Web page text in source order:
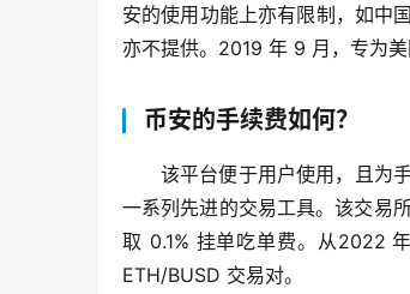
安的使用功能上亦有限制，如中
亦不提供。2019 年 9 月，专为
币安的手续费如何？
该平台便于用户使用，且为
一系列先进的交易工具。该交易
取 0.1% 挂单吃单费。从2022
ETH/BUSD 交易对。